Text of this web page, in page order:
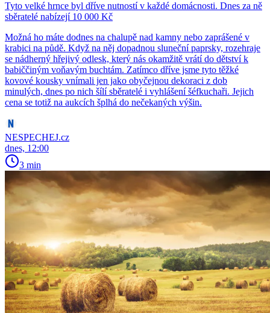
Tyto velké hrnce byl dříve nutností v každé domácnosti. Dnes za ně
sběratelé nabízejí 10 000 Kč
Možná ho máte dodnes na chalupě nad kamny nebo zaprášené v
krabici na půdě. Když na něj dopadnou sluneční paprsky, rozehraje
se nádherný hřejivý odlesk, který nás okamžitě vrátí do dětství k
babiččiným voňavým buchtám. Zatímco dříve jsme tyto těžké
kovové kousky vnímali jen jako obyčejnou dekoraci z dob
minulých, dnes po nich šílí sběratelé i vyhlášení šéfkuchaři. Jejich
cena se totiž na aukcích šplhá do nečekaných výšin.
NESPECHEJ.cz
dnes, 12:00
3 min